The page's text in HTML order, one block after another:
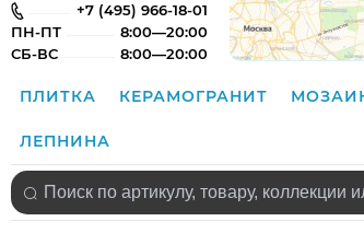
+7 (495) 966-18-01
ПН-ПТ
8:00—20:00
СБ-ВС
8:00—20:00
ПЛИТКА КЕРАМОГРАНИТ
ЛЕПНИНА